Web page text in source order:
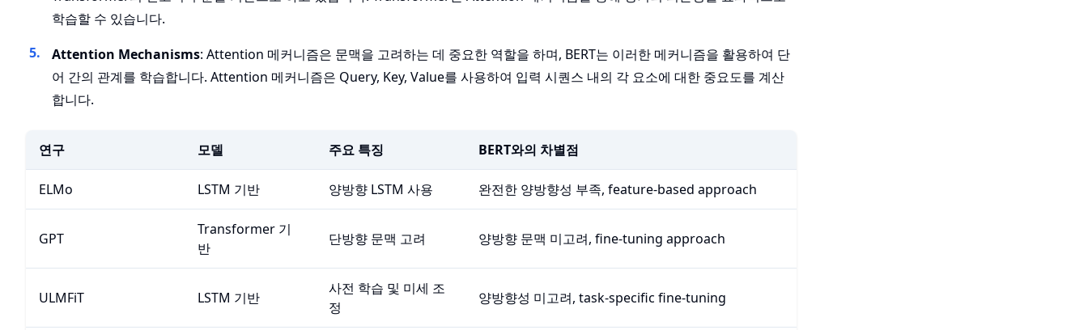
학습할 수 있습니다.
Attention Mechanisms: Attention 메커니즘은 문맥을 고려하는 데 중요한 역할을 하며, BERT는 이러한 메커니즘을 활용하여 단
어 간의 관계를 학습합니다. Attention 메커니즘은 Query, Key, Value를 사용하여 입력 시퀀스 내의 각 요소에 대한 중요도를 계산
합니다.
연구 모델 주요 특징 BERT와의 차별점
ELMo LSTM 기반 양방향 LSTM 사용 완전한 양방향성 부족, feature-based approach
GPT
Transformer 기
반
단방향 문맥 고려 양방향 문맥 미고려, fine-tuning approach
ULMFiT LSTM 기반
사전 학습 및 미세 조
정
양방향성 미고려, task-specific fine-tuning